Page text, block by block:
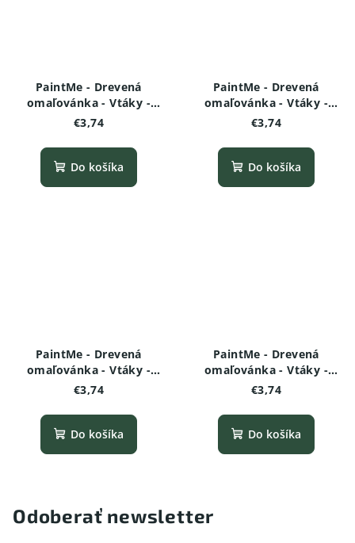
PaintMe - Drevená
omaľovánka - Vtáky -
Tukan
€3,74
Do košíka
PaintMe - Drevená
omaľovánka - Vtáky -
Plameniak
€3,74
Do košíka
PaintMe - Drevená
omaľovánka - Vtáky -
Vrana
€3,74
Do košíka
PaintMe - Drevená
omaľovánka - Vtáky -
Holub
€3,74
Do košíka
Odoberať newsletter